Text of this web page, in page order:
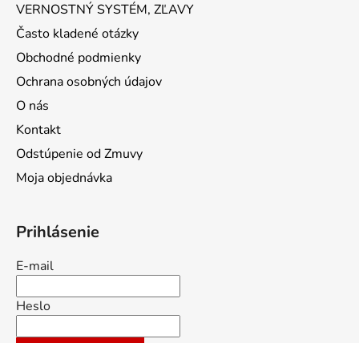
VERNOSTNÝ SYSTÉM, ZĽAVY
Často kladené otázky
Obchodné podmienky
Ochrana osobných údajov
O nás
Kontakt
Odstúpenie od Zmuvy
Moja objednávka
Prihlásenie
E-mail
Heslo